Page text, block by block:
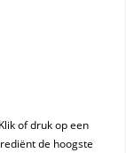
of druk op een
de hoogste